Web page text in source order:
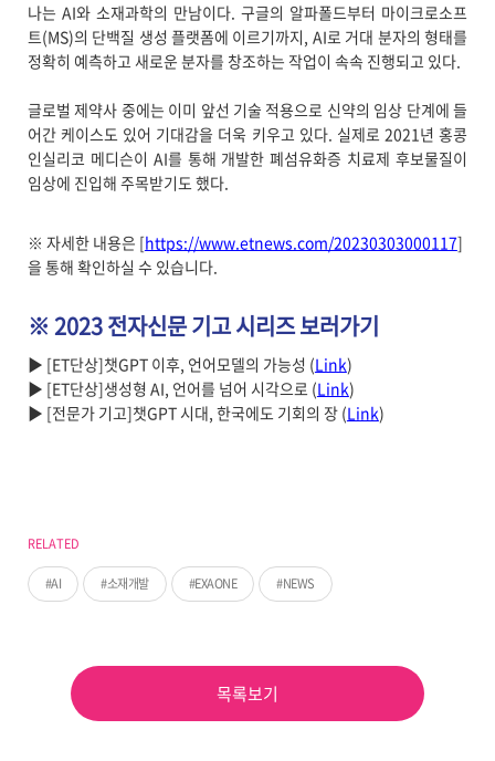
RELATED
AI 소재개발 EXAONE NEWS
나는 AI와 소재과학의 만남이다. 구글의 알파폴드부터 마이크로소프
트(MS)의 단백질 생성 플랫폼에 이르기까지, AI로 거대 분자의 형태를
정확히 예측하고 새로운 분자를 창조하는 작업이 속속 진행되고 있다.
글로벌 제약사 중에는 이미 앞선 기술 적용으로 신약의 임상 단계에 들
어간 케이스도 있어 기대감을 더욱 키우고 있다. 실제로 2021년 홍콩
인실리코 메디슨이 AI를 통해 개발한 폐섬유화증 치료제 후보물질이
임상에 진입해 주목받기도 했다.
※ 자세한 내용은 [https://www.etnews.com/20230303000117]
을 통해 확인하실 수 있습니다.
※ 2023 전자신문 기고 시리즈 보러가기
▶ [ET단상]챗GPT 이후, 언어모델의 가능성 (Link)
▶ [ET단상]생성형 AI, 언어를 넘어 시각으로 (Link)
▶ [전문가 기고]챗GPT 시대, 한국에도 기회의 장 (Link)
목록보기